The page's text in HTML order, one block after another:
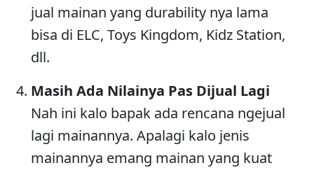
jual mainan yang durability nya lama
bisa di ELC, Toys Kingdom, Kidz Station,
dll.
Masih Ada Nilainya Pas Dijual Lagi
Nah ini kalo bapak ada rencana ngejual
lagi mainannya. Apalagi kalo jenis
mainannya emang mainan yang kuat